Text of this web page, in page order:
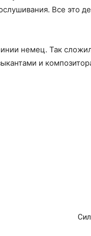
Все это
немец. Так
и